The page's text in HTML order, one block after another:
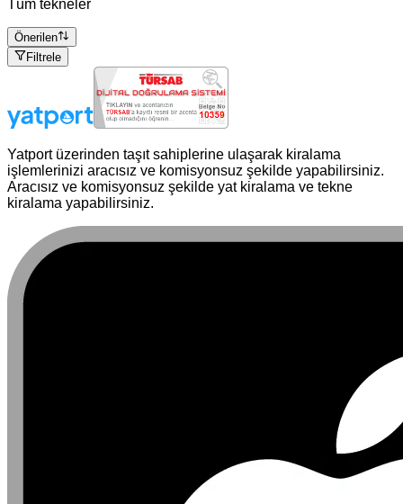
Tüm tekneler
Önerilen
Filtrele
Yatport üzerinden taşıt sahiplerine ulaşarak kiralama
işlemlerinizi aracısız ve komisyonsuz şekilde yapabilirsiniz.
Aracısız ve komisyonsuz şekilde yat kiralama ve tekne
kiralama yapabilirsiniz.